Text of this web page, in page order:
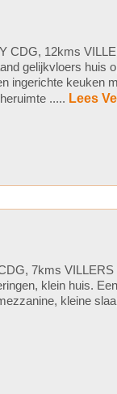
CDG, 12kms
gelijkvloers huis
ingerichte keuken
..... Lees
7kms
klein huis.
kleine